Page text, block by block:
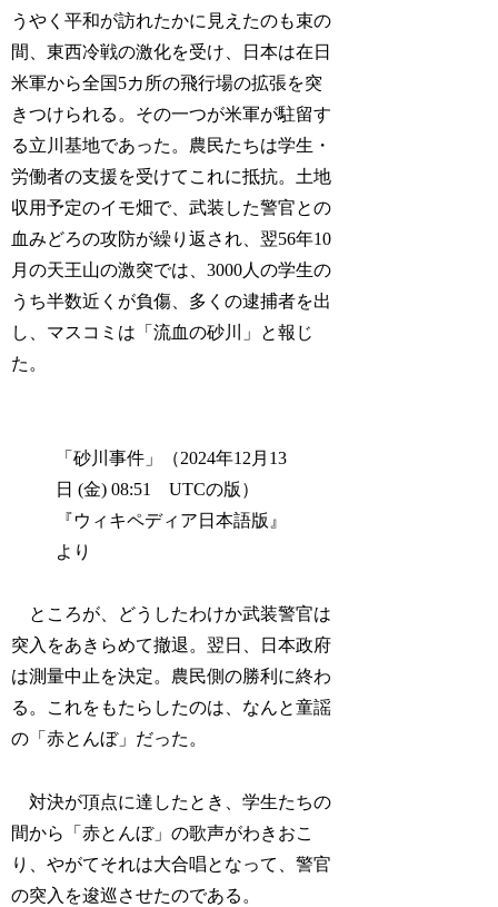
うやく平和が訪れたかに見えたのも束の
間、東西冷戦の激化を受け、日本は在日
米軍から全国5カ所の飛行場の拡張を突
きつけられる。その一つが米軍が駐留す
る立川基地であった。農民たちは学生・
労働者の支援を受けてこれに抵抗。土地
収用予定のイモ畑で、武装した警官との
血みどろの攻防が繰り返され、翌56年10
月の天王山の激突では、3000人の学生の
うち半数近くが負傷、多くの逮捕者を出
し、マスコミは「流血の砂川」と報じ
た。
「砂川事件」（2024年12月13
日 (金) 08:51 UTCの版）
『ウィキペディア日本語版』
より
ところが、どうしたわけか武装警官は
突入をあきらめて撤退。翌日、日本政府
は測量中止を決定。農民側の勝利に終わ
る。これをもたらしたのは、なんと童謡
の「赤とんぼ」だった。
対決が頂点に達したとき、学生たちの
間から「赤とんぼ」の歌声がわきおこ
り、やがてそれは大合唱となって、警官
の突入を逡巡させたのである。